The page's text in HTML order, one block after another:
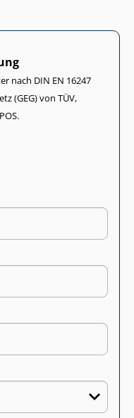
nach DIN EN 16247
(GEG) von TÜV,